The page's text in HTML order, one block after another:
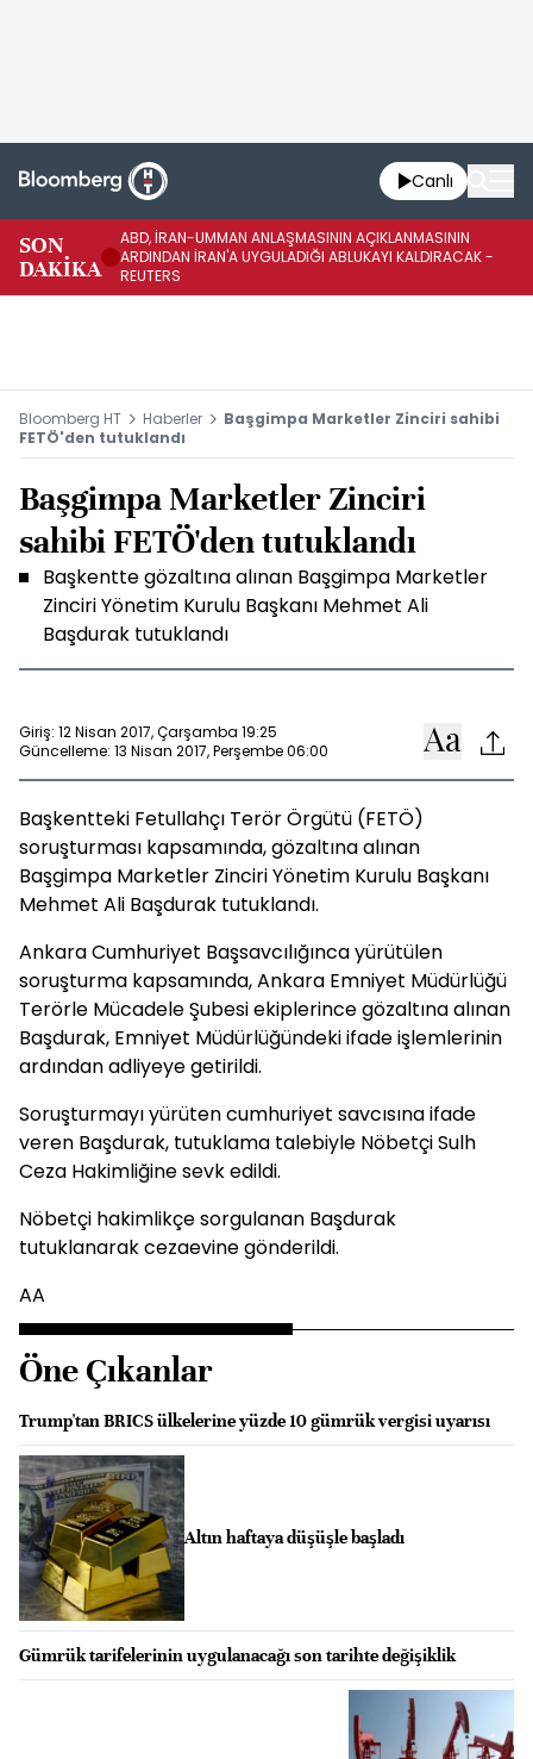
Canlı
SON
DAKİKA
ABD, İRAN-UMMAN ANLAŞMASININ AÇIKLANMASININ
ARDINDAN İRAN'A UYGULADIĞI ABLUKAYI KALDIRACAK -
REUTERS
Bloomberg HT Haberler
Başgimpa Marketler Zinciri sahibi
FETÖ'den tutuklandı
Başgimpa Marketler Zinciri
sahibi FETÖ'den tutuklandı
Başkentte gözaltına alınan Başgimpa Marketler
Zinciri Yönetim Kurulu Başkanı Mehmet Ali
Başdurak tutuklandı
Giriş: 12 Nisan 2017, Çarşamba 19:25
Güncelleme: 13 Nisan 2017, Perşembe 06:00
Başkentteki Fetullahçı Terör Örgütü (FETÖ)
soruşturması kapsamında, gözaltına alınan
Başgimpa Marketler Zinciri Yönetim Kurulu Başkanı
Mehmet Ali Başdurak tutuklandı.
Ankara Cumhuriyet Başsavcılığınca yürütülen
soruşturma kapsamında, Ankara Emniyet Müdürlüğü
Terörle Mücadele Şubesi ekiplerince gözaltına alınan
Başdurak, Emniyet Müdürlüğündeki ifade işlemlerinin
ardından adliyeye getirildi.
Soruşturmayı yürüten cumhuriyet savcısına ifade
veren Başdurak, tutuklama talebiyle Nöbetçi Sulh
Ceza Hakimliğine sevk edildi.
Nöbetçi hakimlikçe sorgulanan Başdurak
tutuklanarak cezaevine gönderildi.
AA
Öne Çıkanlar
Trump'tan BRICS ülkelerine yüzde 10 gümrük vergisi uyarısı
Altın haftaya düşüşle başladı
Gümrük tarifelerinin uygulanacağı son tarihte değişiklik